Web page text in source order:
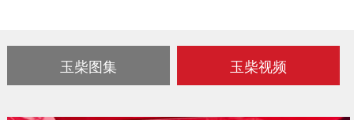
发电动力
广西玉柴机器集团有限公
司始建于1951年，是一
玉柴图集 玉柴视频